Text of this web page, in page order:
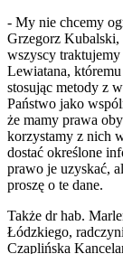
- My nie chcemy
Grzegorz Kubalski,
wszyscy
Lewiatana,
stosując metody z
Państwo jako
że mamy prawa
korzystamy z nich
dostać określone
prawo je uzyskać,
proszę o te dane.
Także dr hab.
Łódzkiego,
Czaplińska